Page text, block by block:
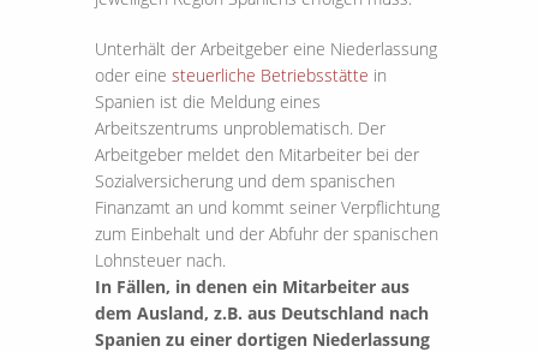
Unterhält der Arbeitgeber eine Niederlassung
oder eine steuerliche Betriebsstätte in
Spanien ist die Meldung eines
Arbeitszentrums unproblematisch. Der
Arbeitgeber meldet den Mitarbeiter bei der
Sozialversicherung und dem spanischen
Finanzamt an und kommt seiner Verpflichtung
zum Einbehalt und der Abfuhr der spanischen
Lohnsteuer nach.
In Fällen, in denen ein Mitarbeiter aus
dem Ausland, z.B. aus Deutschland nach
Spanien zu einer dortigen Niederlassung